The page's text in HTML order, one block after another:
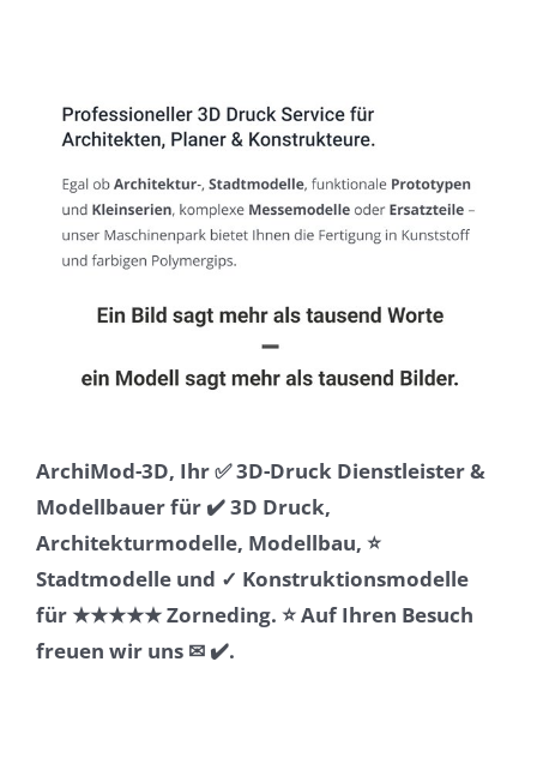
ArchiMod-3D, Ihr ✅ 3D-Druck Dienstleister &
Modellbauer für ✔️ 3D Druck,
Architekturmodelle, Modellbau, ⭐
Stadtmodelle und ✓ Konstruktionsmodelle
für ★★★★★ Zorneding. ⭐ Auf Ihren Besuch
freuen wir uns ✉ ✔️.